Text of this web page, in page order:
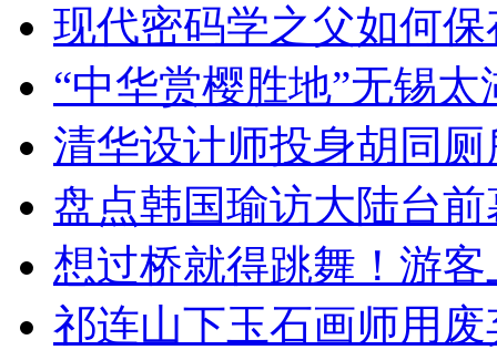
现代密码学之父如何
“中华赏樱胜地”无锡
清华设计师投身胡同
盘点韩国瑜访大陆台
想过桥就得跳舞！游客
祁连山下玉石画师用